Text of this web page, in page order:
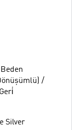
/
Silver